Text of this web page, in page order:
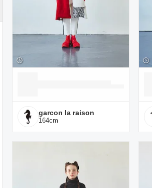
garcon la raison
164cm